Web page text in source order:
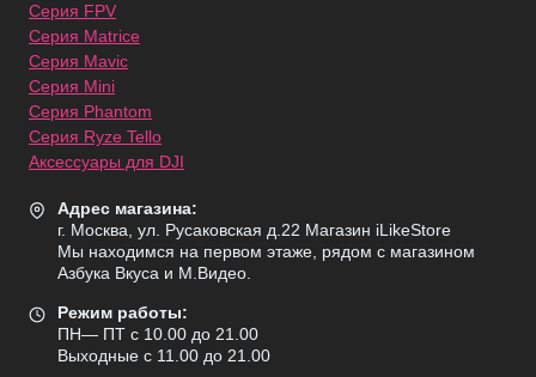
Серия FPV
Серия Matrice
Серия Mavic
Серия Mini
Серия Phantom
Серия Ryze Tello
Аксессуары для DJI
Адрес магазина:
г. Москва, ул. Русаковская д.22 Магазин iLikeStore
Мы находимся на первом этаже, рядом с магазином
Азбука Вкуса и М.Видео.
Режим работы:
ПН— ПТ с 10.00 до 21.00
Выходные с 11.00 до 21.00